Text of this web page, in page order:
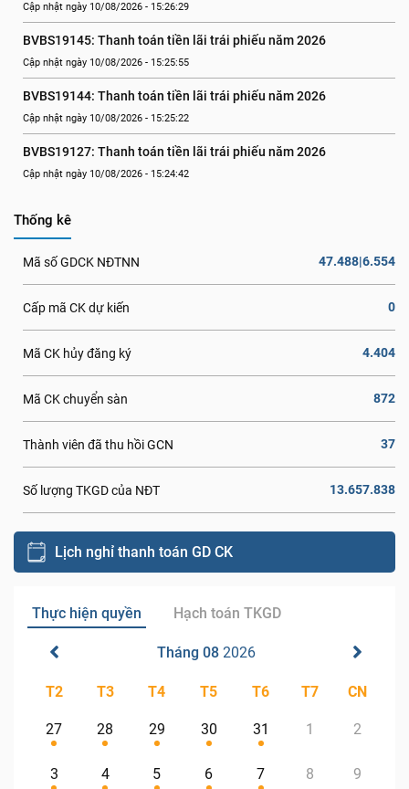
Cập nhật ngày 10/08/2026 - 15:26:29
BVBS19145: Thanh toán tiền lãi trái phiếu năm 2026
Cập nhật ngày 10/08/2026 - 15:25:55
BVBS19144: Thanh toán tiền lãi trái phiếu năm 2026
Cập nhật ngày 10/08/2026 - 15:25:22
BVBS19127: Thanh toán tiền lãi trái phiếu năm 2026
Cập nhật ngày 10/08/2026 - 15:24:42
Thống kê
Mã số GDCK NĐTNN 47.488|6.554
Cấp mã CK dự kiến 0
Mã CK hủy đăng ký 4.404
Mã CK chuyển sàn 872
Thành viên đã thu hồi GCN 37
Số lượng TKGD của NĐT 13.657.838
Lịch nghỉ thanh toán GD CK
Thực hiện quyền Hạch toán TKGD
Tháng 08 2026
T2 T3 T4 T5 T6 T7 CN
27 28 29 30 31 1 2
3 4 5 6 7 8 9